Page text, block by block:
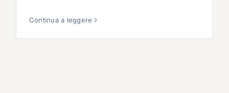
Continua a leggere